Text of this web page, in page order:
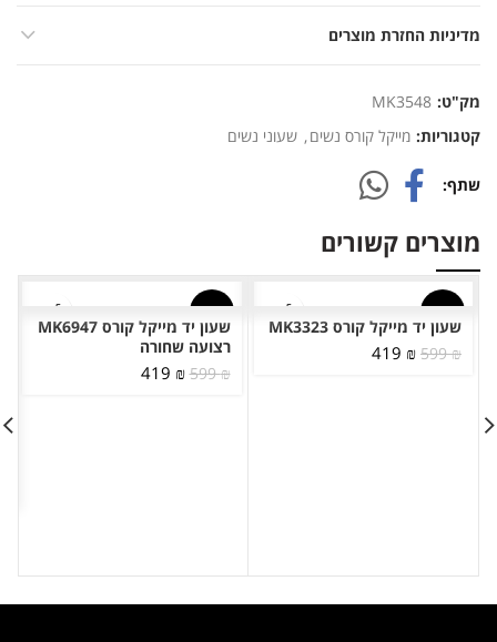
מדיניות החזרת מוצרים
מק"ט: MK3548
קטגוריות: מייקל קורס נשים, שעוני נשים
שתף
מוצרים קשורים
שעון יד מייקל קורס MK3323
599₪
המחיר
419 ₪
המחיר
שעון יד מייקל קורס MK6947
רצועה שחורה
599₪
המחיר
419 ₪
המחיר